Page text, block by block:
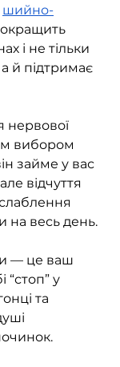
шийно-
і не тільки
й підтримає
нервової
вибором
займе у вас
відчуття
на весь день.
— це ваш
“стоп” у
та